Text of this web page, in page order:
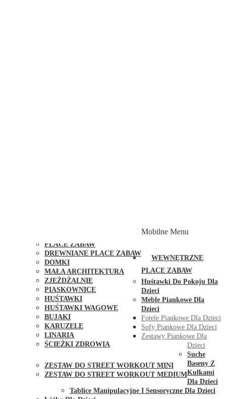
PLACE ZABAW
DREWNIANE PLACE ZABAW
DOMKI
MAŁA ARCHITEKTURA
ZJEŻDŻALNIE
PIASKOWNICE
HUŚTAWKI
HUŚTAWKI WAGOWE
BUJAKI
KARUZELE
LINARIA
ŚCIEŻKI ZDROWIA
ZESTAW DO STREET WORKOUT MINI
ZESTAW DO STREET WORKOUT MEDIUM
Mobilne Menu
WEWNĘTRZNE
PLACE ZABAW
Huśtawki Do Pokoju Dla
Dzieci
Meble Piankowe Dla
Dzieci
Fotele Piankowe Dla Dzieci
Sofy Piankowe Dla Dzieci
Zestawy Piankowe Dla
Dzieci
Suche
Baseny Z
Kulkami
Dla Dzieci
Tablice Manipulacyjne I Sensoryczne Dla Dzieci